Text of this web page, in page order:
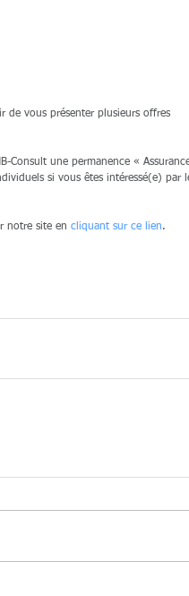
de vous présenter plusieurs offres
Consult une permanence «
si vous êtes intéressé(e) par
notre site en cliquant sur ce lien.